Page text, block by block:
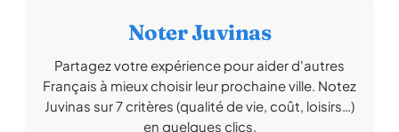
Noter Juvinas
Partagez votre expérience pour aider d'autres
Français à mieux choisir leur prochaine ville. Notez
Juvinas sur 7 critères (qualité de vie, coût, loisirs…)
en quelques clics.